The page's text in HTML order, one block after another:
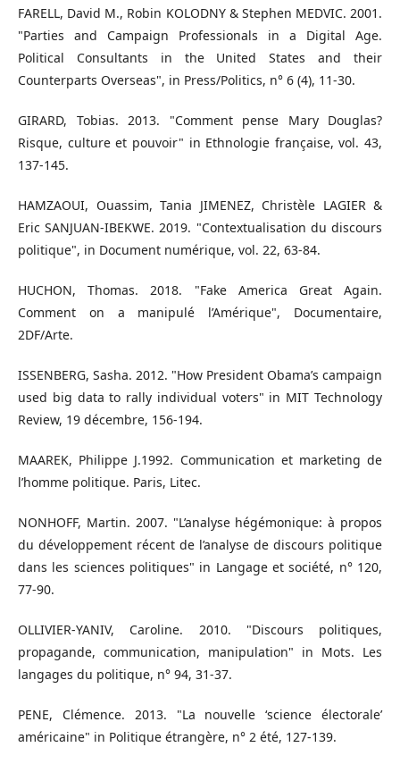
FARELL, David M., Robin KOLODNY & Stephen MEDVIC. 2001.
"Parties and Campaign Professionals in a Digital Age.
Political Consultants in the United States and their
Counterparts Overseas", in Press/Politics, n° 6 (4), 11-30.
GIRARD, Tobias. 2013. "Comment pense Mary Douglas?
Risque, culture et pouvoir" in Ethnologie française, vol. 43,
137-145.
HAMZAOUI, Ouassim, Tania JIMENEZ, Christèle LAGIER &
Eric SANJUAN-IBEKWE. 2019. "Contextualisation du discours
politique", in Document numérique, vol. 22, 63-84.
HUCHON, Thomas. 2018. "Fake America Great Again.
Comment on a manipulé l’Amérique", Documentaire,
2DF/Arte.
ISSENBERG, Sasha. 2012. "How President Obama’s campaign
used big data to rally individual voters" in MIT Technology
Review, 19 décembre, 156-194.
MAAREK, Philippe J.1992. Communication et marketing de
l’homme politique. Paris, Litec.
NONHOFF, Martin. 2007. "L’analyse hégémonique: à propos
du développement récent de l’analyse de discours politique
dans les sciences politiques" in Langage et société, n° 120,
77-90.
OLLIVIER-YANIV, Caroline. 2010. "Discours politiques,
propagande, communication, manipulation" in Mots. Les
langages du politique, n° 94, 31-37.
PENE, Clémence. 2013. "La nouvelle ‘science électorale’
américaine" in Politique étrangère, n° 2 été, 127-139.